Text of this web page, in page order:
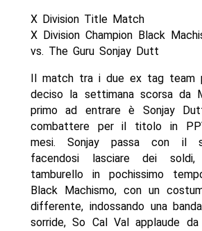
X Division Title Match
X Division Champion Black
vs. The Guru Sonjay Dutt
Il match tra i due ex tag team
deciso la settimana scorsa da
primo ad entrare è Sonjay
combattere per il titolo in
mesi. Sonjay passa con il
facendosi lasciare dei
tamburello in pochissimo
Black Machismo, con un
differente, indossando una
sorride, So Cal Val applaude